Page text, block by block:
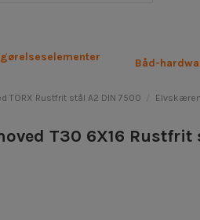
Båd-
Rustfrit stål A2 DIN 7500
T30 6X16 Rustfrit